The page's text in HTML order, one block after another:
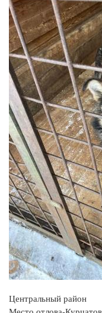
Центральный район